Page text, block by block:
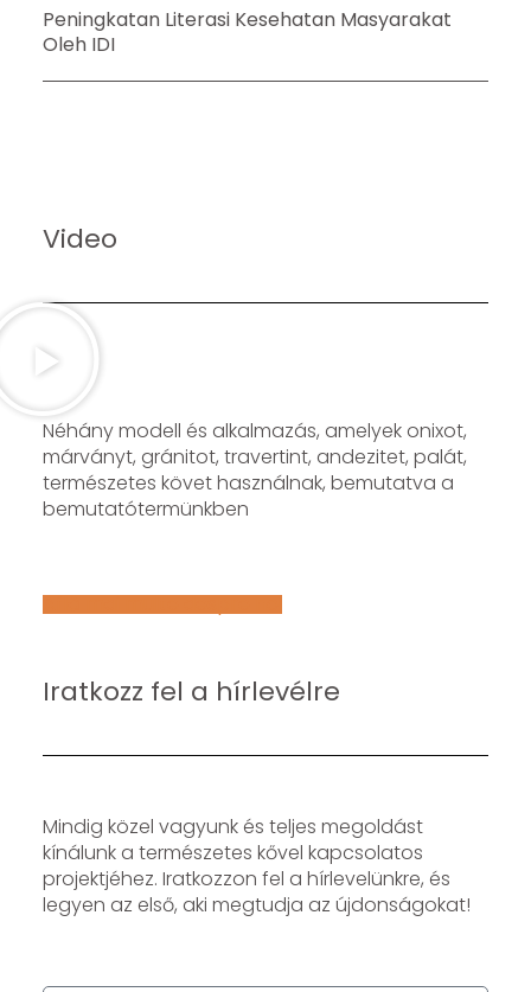
Peningkatan Literasi Kesehatan Masyarakat
Oleh IDI
Video
Néhány modell és alkalmazás, amelyek onixot,
márványt, gránitot, travertint, andezitet, palát,
természetes követ használnak, bemutatva a
bemutatótermünkben
Află mai multe despre noi
Iratkozz fel a hírlevélre
Mindig közel vagyunk és teljes megoldást
kínálunk a természetes kővel kapcsolatos
projektjéhez. Iratkozzon fel a hírlevelünkre, és
legyen az első, aki megtudja az újdonságokat!